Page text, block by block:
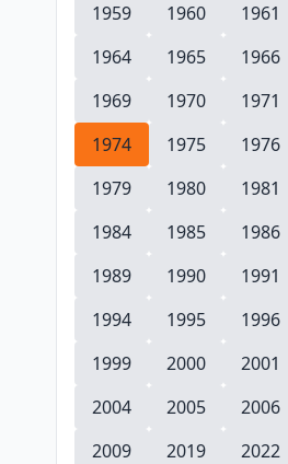
1959
1960 1961
1964
1965 1966
1969
1970 1971
1974
1975 1976
1979
1980 1981
1984
1985 1986
1989
1990 1991
1994
1995 1996
1999
2000 2001
2004
2005 2006
2009
2019 2022